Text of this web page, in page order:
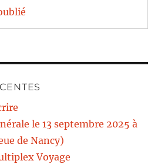
le 13 septembre 2025 à
de Nancy)
Voyage